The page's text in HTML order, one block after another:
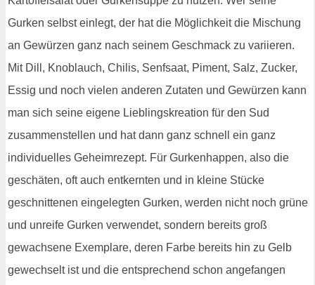
Gurken selbst einlegt, der hat die Möglichkeit die Mischung
an Gewürzen ganz nach seinem Geschmack zu variieren.
Mit Dill, Knoblauch, Chilis, Senfsaat, Piment, Salz, Zucker,
Essig und noch vielen anderen Zutaten und Gewürzen kann
man sich seine eigene Lieblingskreation für den Sud
zusammenstellen und hat dann ganz schnell ein ganz
individuelles Geheimrezept. Für Gurkenhappen, also die
geschäten, oft auch entkernten und in kleine Stücke
geschnittenen eingelegten Gurken, werden nicht noch grüne
und unreife Gurken verwendet, sondern bereits groß
gewachsene Exemplare, deren Farbe bereits hin zu Gelb
gewechselt ist und die entsprechend schon angefangen